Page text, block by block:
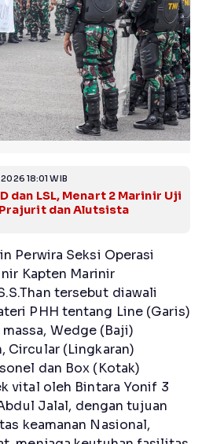
18:01 WIB
dan LSL, Menart 2 Marinir Uji
dan Alutsista
Perwira Seksi Operasi
Kapten Marinir
tersebut diawali
PHH tentang Line (Garis)
Wedge (Baji)
Circular (Lingkaran)
dan Box (Kotak)
vital oleh Bintara Yonif 3
Jalal, dengan tujuan
keamanan Nasional,